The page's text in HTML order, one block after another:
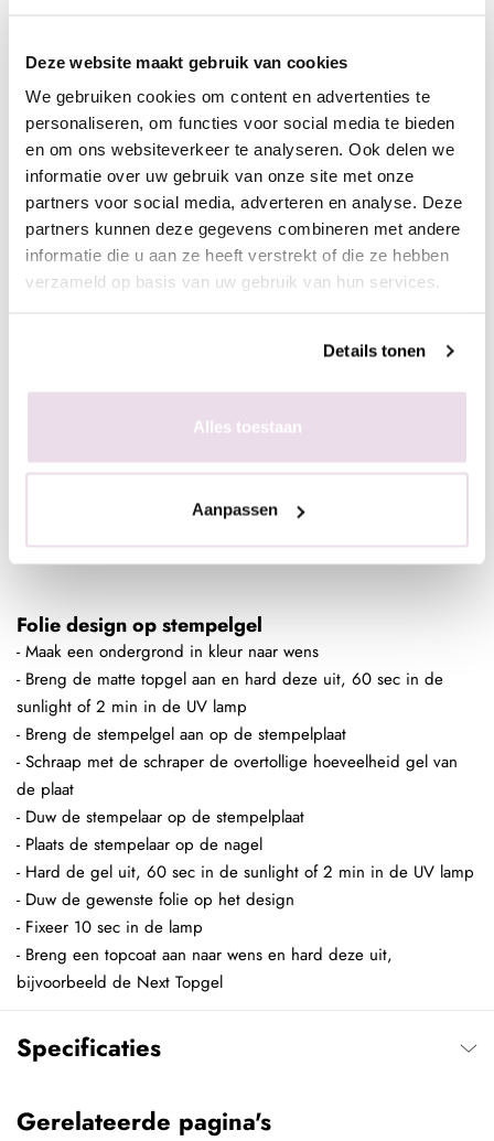
Deze website maakt gebruik van cookies
We gebruiken cookies om content en advertenties te
personaliseren, om functies voor social media te bieden
en om ons websiteverkeer te analyseren. Ook delen we
informatie over uw gebruik van onze site met onze
partners voor social media, adverteren en analyse. Deze
partners kunnen deze gegevens combineren met andere
informatie die u aan ze heeft verstrekt of die ze hebben
verzameld op basis van uw gebruik van hun services.
Details tonen
Alles toestaan
Aanpassen
- Breng een topcoat aan naar wens en hard deze uit,
bijvoorbeeld de Next Topgel
Ingepoetst met pigmenten
- Maak een ondergrond in kleur naar wens
- Breng de matte topgel aan en hard deze uit, 60 sec in de
sunlight of 2 min in de UV lamp
- Breng de stempelgel aan op de stempelplaat
- Plaats de stempelaar op de nagel
- Hard de gel uit, 60 sec in de sunlight of 2 min in de UV lamp
van de stempelgel
- Fixeer 10 sec in de lamp
- Breng een topcoat aan naar wens en hard deze uit,
bijvoorbeeld de Next Topgel
Folie design op stempelgel
- Maak een ondergrond in kleur naar wens
- Breng de matte topgel aan en hard deze uit, 60 sec in de
sunlight of 2 min in de UV lamp
- Breng de stempelgel aan op de stempelplaat
- Schraap met de schraper de overtollige hoeveelheid gel van
de plaat
- Duw de stempelaar op de stempelplaat
- Plaats de stempelaar op de nagel
- Hard de gel uit, 60 sec in de sunlight of 2 min in de UV lamp
- Duw de gewenste folie op het design
- Fixeer 10 sec in de lamp
- Breng een topcoat aan naar wens en hard deze uit,
bijvoorbeeld de Next Topgel
Specificaties
Gerelateerde pagina's